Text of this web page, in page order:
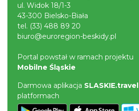
ul. Widok 18/1-3
43-300 Bielsko-Biała
tel. (33) 488 89 20
biuro@euroregion-beskidy.pl
Portal powstał w ramach projektu
Mobilne Śląskie
Darmowa aplikacja SLASKIE.travel
platformach